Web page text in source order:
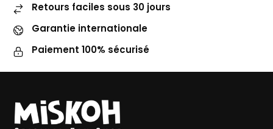
Retours faciles sous 30 jours
Garantie internationale
Paiement 100% sécurisé